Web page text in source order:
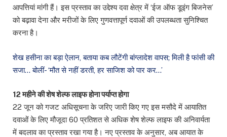
आपत्तियां मांगी हैं। इस प्रस्ताव का उद्देश्य दवा क्षेत्र में ‘ईज ऑफ डूइंग बिजनेस’
को बढ़ावा देना और मरीजों के लिए गुणवत्तापूर्ण दवाओं की उपलब्धता सुनिश्चित
करना है।
शेख हसीना का बड़ा ऐलान, बताया कब लौटेंगी बांग्लादेश वापस; मिली है फांसी की
सजा… बोलीं- ‘मौत से नहीं डरती, हर साजिश को पार कर…’
12 महीने की शेष शेल्फ लाइफ होना पर्याप्त होगा
22 जून को गजट अधिसूचना के जरिए जारी किए गए इस मसौदे में आयातित
दवाओं के लिए मौजूदा 60 प्रतिशत से अधिक शेष शेल्फ लाइफ की अनिवार्यता
में बदलाव का प्रस्ताव रखा गया है। नए प्रस्ताव के अनुसार, अब आयात के